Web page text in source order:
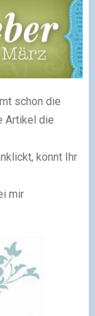
schon die
Artikel die
könnt Ihr
mir